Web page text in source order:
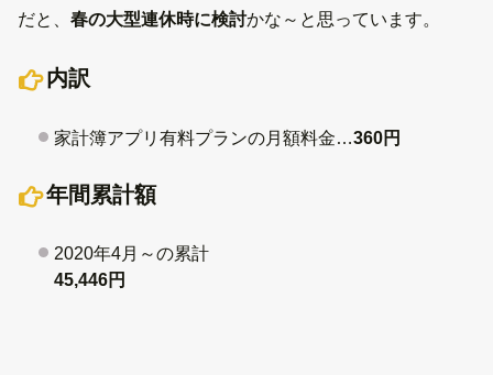
だと、春の大型連休時に検討かな～と思っています。
内訳
家計簿アプリ有料プランの月額料金…360円
年間累計額
2020年4月～の累計
45,446円